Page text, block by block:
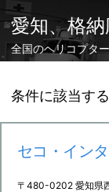
愛知、格
全国のヘリコプタ
条件に該当す
セコ・イン
〒480-0202 愛知県